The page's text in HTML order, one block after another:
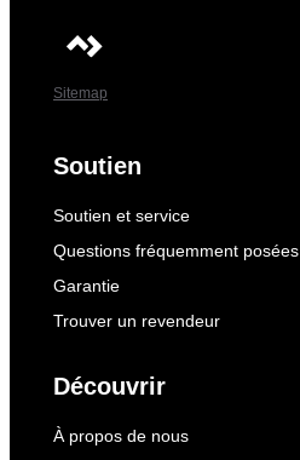
Sitemap
Soutien
Soutien et service
Questions fréquemment posées
Garantie
Trouver un revendeur
Découvrir
À propos de nous